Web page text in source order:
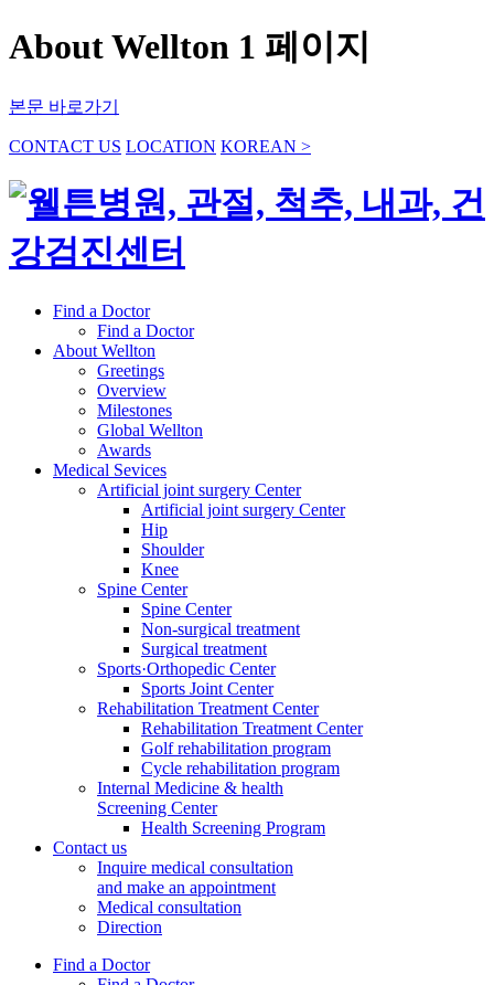
About Wellton 1 페이지
본문 바로가기
CONTACT US LOCATION KOREAN >
Find a Doctor
Find a Doctor
About Wellton
Greetings
Overview
Milestones
Global Wellton
Awards
Medical Sevices
Artificial joint surgery Center
Artificial joint surgery Center
Hip
Shoulder
Knee
Spine Center
Spine Center
Non-surgical treatment
Surgical treatment
Sports·Orthopedic Center
Sports Joint Center
Rehabilitation Treatment Center
Rehabilitation Treatment Center
Golf rehabilitation program
Cycle rehabilitation program
Internal Medicine & health
Screening Center
Health Screening Program
Contact us
Inquire medical consultation
and make an appointment
Medical consultation
Direction
Find a Doctor